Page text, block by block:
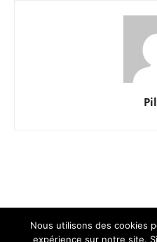
Nous utilisons des cookies
expérience sur notre site.